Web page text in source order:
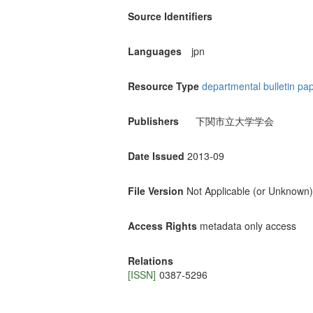
Source Identifiers
Languages jpn
Resource Type departmental bulletin
Publishers 下関市立大学学会
Date Issued 2013-09
File Version Not Applicable (or Unknown)
Access Rights metadata only access
Relations
[ISSN] 0387-5296